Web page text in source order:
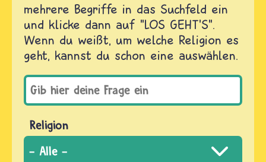
mehrere Begriffe in das Suchfeld ein
und klicke dann auf "LOS GEHT'S".
Wenn du weißt, um welche Religion es
geht, kannst du schon eine auswählen.
Religion